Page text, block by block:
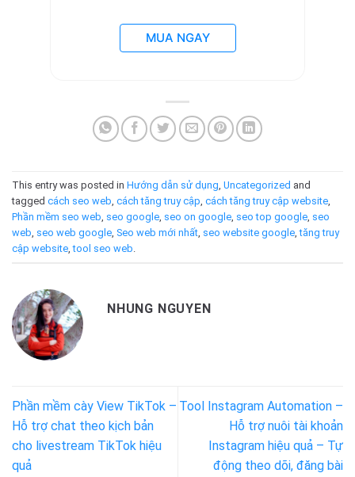
MUA NGAY
This entry was posted in Hướng dẫn sử dụng Uncategorized and
tagged cách seo web cách tăng truy cập cách tăng truy cập website
Phần mềm seo web seo google seo on google seo top google seo
web seo web google Seo web mới nhất seo website google ,tăng truy
cập website ,tool seo web
NHUNG NGUYEN
Phần mềm cày View TikTok –
Hỗ trợ chat theo kịch bản
cho livestream TikTok hiệu
quả
Tool Instagram Automation –
Hỗ trợ nuôi tài khoản
Instagram hiệu quả – Tự
động theo dõi, đăng bài